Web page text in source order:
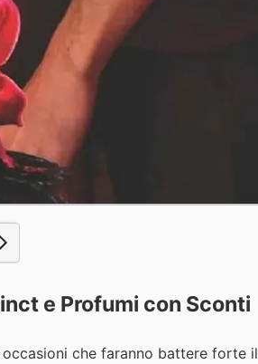
e Profumi con Sconti
che faranno battere forte il